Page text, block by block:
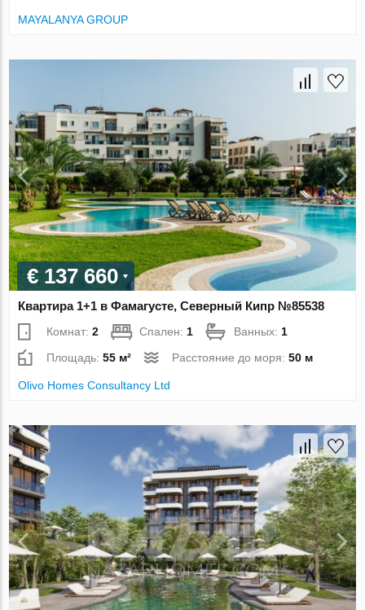
MAYALANYA GROUP
€ 137 660
Квартира 1+1 в Фамагусте, Северный Кипр №85538
Комнат:2 Спален: 1 Ванных: 1
Площадь:55 м² Расстояние до моря:50 м
Olivo Homes Consultancy Ltd